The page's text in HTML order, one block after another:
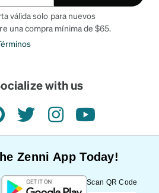
válida solo para nuevos
una compra mínima de $65.
with us
twitterinstagramyoutube
Zenni App Today!
Scan QR Code